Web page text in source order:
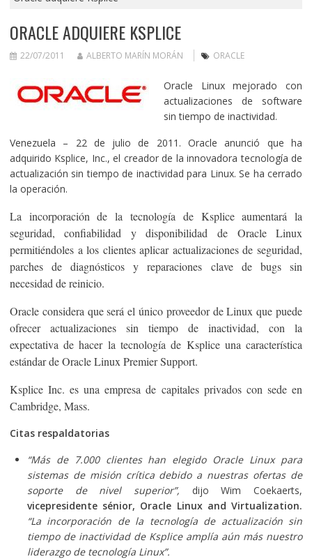
ORACLE ADQUIERE KSPLICE
22/07/2011 ALBERTO MARÍN MORÁN ORACLE
Oracle Linux mejorado con
actualizaciones de software
sin tiempo de inactividad.
Venezuela – 22 de julio de 2011. Oracle anunció que ha
adquirido Ksplice, Inc., el creador de la innovadora tecnología de
actualización sin tiempo de inactividad para Linux. Se ha cerrado
la operación.
La incorporación de la tecnología de Ksplice aumentará la
seguridad, confiabilidad y disponibilidad de Oracle Linux
permitiéndoles a los clientes aplicar actualizaciones de seguridad,
parches de diagnósticos y reparaciones clave de bugs sin
necesidad de reinicio.
Oracle considera que será el único proveedor de Linux que puede
ofrecer actualizaciones sin tiempo de inactividad, con la
expectativa de hacer la tecnología de Ksplice una característica
estándar de Oracle Linux Premier Support.
Ksplice Inc. es una empresa de capitales privados con sede en
Cambridge, Mass.
Citas respaldatorias
“Más de 7.000 clientes han elegido Oracle Linux para
sistemas de misión crítica debido a nuestras ofertas de
soporte de nivel superior”, dijo Wim Coekaerts,
vicepresidente sénior, Oracle Linux and Virtualization.
“La incorporación de la tecnología de actualización sin
tiempo de inactividad de Ksplice amplía aún más nuestro
liderazgo de tecnología Linux”.